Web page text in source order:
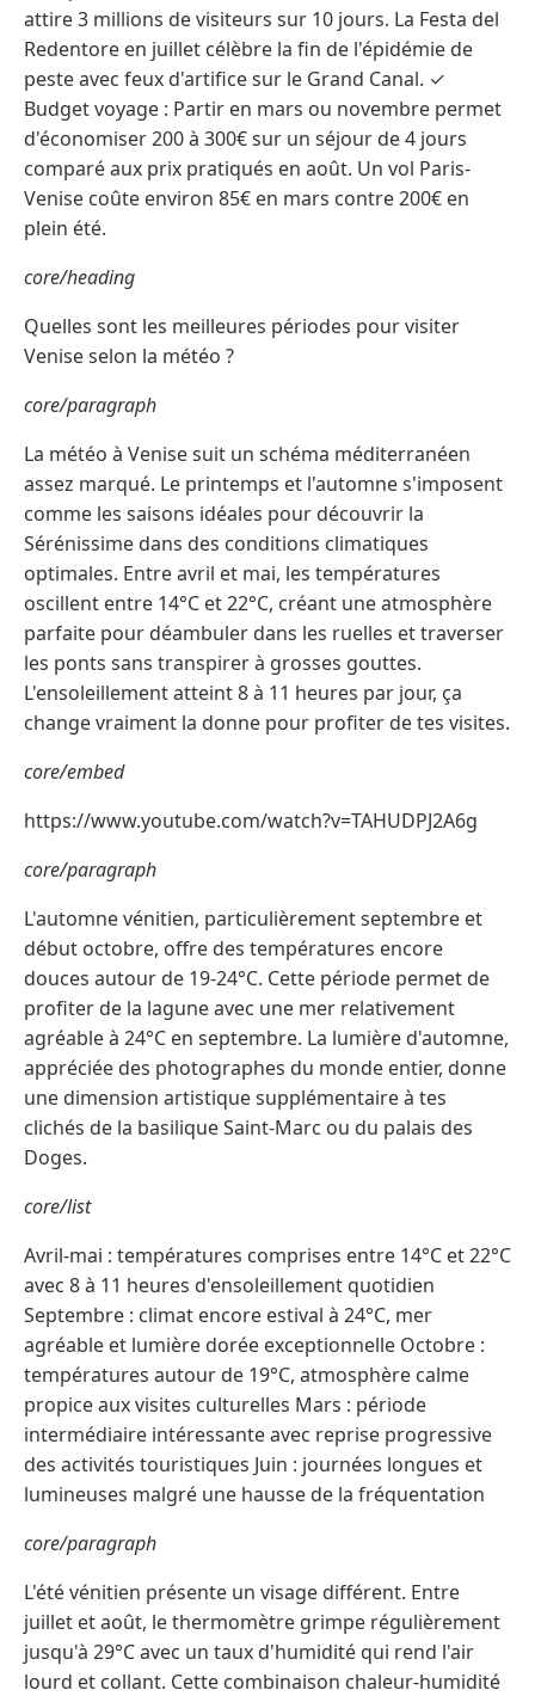
attire 3 millions de visiteurs sur 10 jours. La Festa del
Redentore en juillet célèbre la fin de l'épidémie de
peste avec feux d'artifice sur le Grand Canal. ✓
Budget voyage : Partir en mars ou novembre permet
d'économiser 200 à 300€ sur un séjour de 4 jours
comparé aux prix pratiqués en août. Un vol Paris-
Venise coûte environ 85€ en mars contre 200€ en
plein été.
core/heading
Quelles sont les meilleures périodes pour visiter
Venise selon la météo ?
core/paragraph
La météo à Venise suit un schéma méditerranéen
assez marqué. Le printemps et l'automne s'imposent
comme les saisons idéales pour découvrir la
Sérénissime dans des conditions climatiques
optimales. Entre avril et mai, les températures
oscillent entre 14°C et 22°C, créant une atmosphère
parfaite pour déambuler dans les ruelles et traverser
les ponts sans transpirer à grosses gouttes.
L'ensoleillement atteint 8 à 11 heures par jour, ça
change vraiment la donne pour profiter de tes visites.
core/embed
https://www.youtube.com/watch?v=TAHUDPJ2A6g
core/paragraph
L'automne vénitien, particulièrement septembre et
début octobre, offre des températures encore
douces autour de 19-24°C. Cette période permet de
profiter de la lagune avec une mer relativement
agréable à 24°C en septembre. La lumière d'automne,
appréciée des photographes du monde entier, donne
une dimension artistique supplémentaire à tes
clichés de la basilique Saint-Marc ou du palais des
Doges.
core/list
Avril-mai : températures comprises entre 14°C et 22°C
avec 8 à 11 heures d'ensoleillement quotidien
Septembre : climat encore estival à 24°C, mer
agréable et lumière dorée exceptionnelle Octobre :
températures autour de 19°C, atmosphère calme
propice aux visites culturelles Mars : période
intermédiaire intéressante avec reprise progressive
des activités touristiques Juin : journées longues et
lumineuses malgré une hausse de la fréquentation
core/paragraph
L'été vénitien présente un visage différent. Entre
juillet et août, le thermomètre grimpe régulièrement
jusqu'à 29°C avec un taux d'humidité qui rend l'air
lourd et collant. Cette combinaison chaleur-humidité